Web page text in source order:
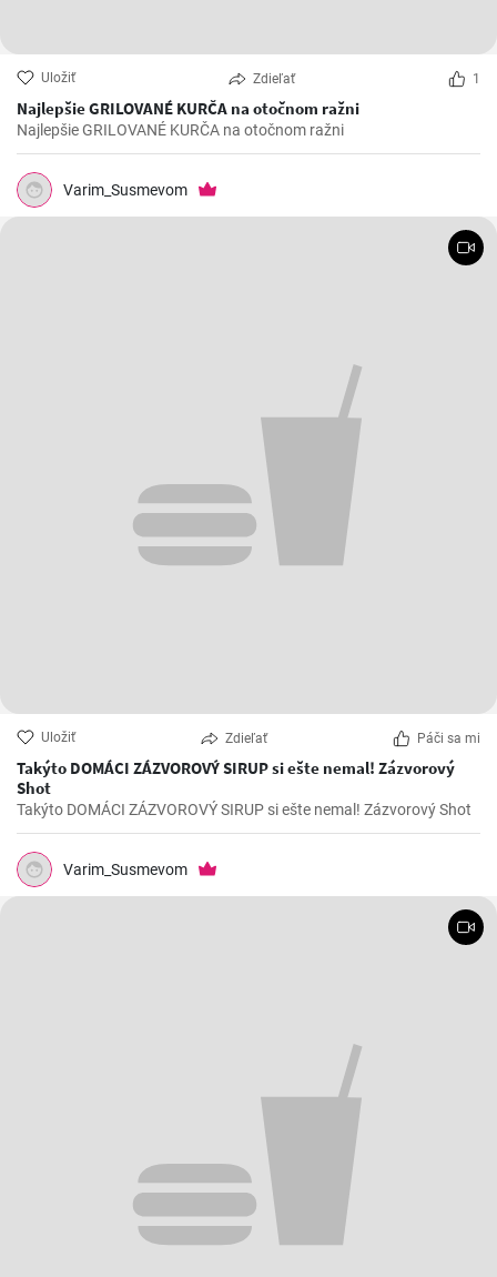
Uložiť Zdieľať 1
Najlepšie GRILOVANÉ KURČA na otočnom ražni
Najlepšie GRILOVANÉ KURČA na otočnom ražni
Varim_Susmevom
Uložiť Zdieľať Páči sa mi
Takýto DOMÁCI ZÁZVOROVÝ SIRUP si ešte nemal! Zázvorový
Shot
Takýto DOMÁCI ZÁZVOROVÝ SIRUP si ešte nemal! Zázvorový Shot
Varim_Susmevom